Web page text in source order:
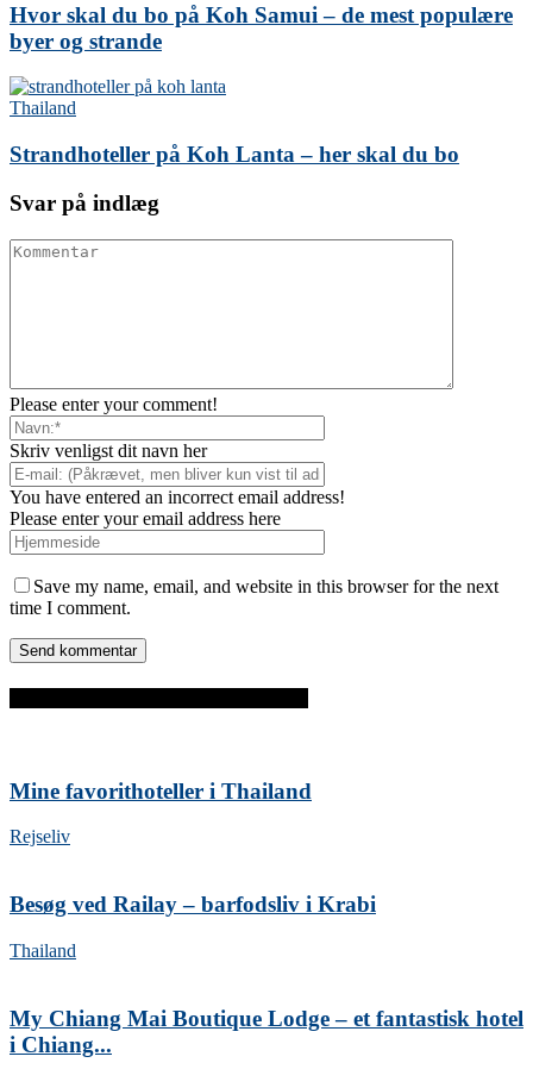
Hvor skal du bo på Koh Samui – de mest populære
byer og strande
Thailand
Strandhoteller på Koh Lanta – her skal du bo
Svar på indlæg
Please enter your comment!
Skriv venligst dit navn her
You have entered an incorrect email address!
Please enter your email address here
Save my name, email, and website in this browser for the next
time I comment.
Mine favorithoteller i Thailand
Rejseliv
Besøg ved Railay – barfodsliv i Krabi
Thailand
My Chiang Mai Boutique Lodge – et fantastisk hotel
i Chiang...